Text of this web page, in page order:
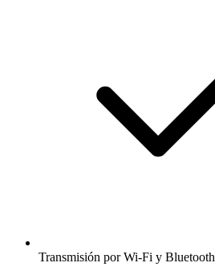
Transmisión por Wi-Fi y Bluetooth